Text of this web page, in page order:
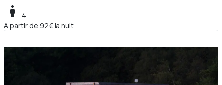
boy
4
A partir de 92€ la nuit